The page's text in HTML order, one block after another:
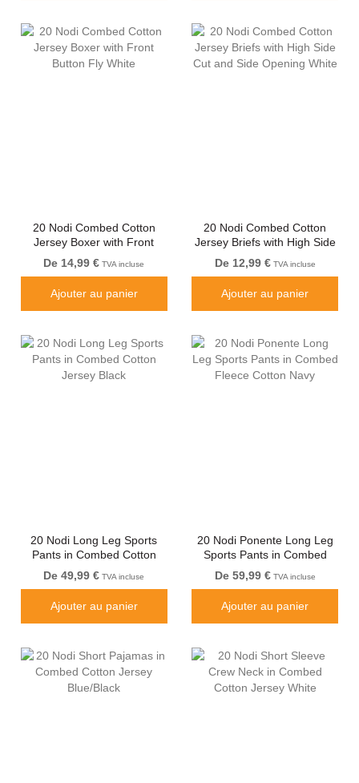
20 Nodi Combed Cotton
Jersey Boxer with Front
Button Fly White
De 14,99 € TVA incluse
Ajouter au panier
20 Nodi Combed Cotton
Jersey Briefs with High Side
Cut and Side Opening White
De 12,99 €TVA incluse
Ajouter au panier
20 Nodi Long Leg Sports
Pants in Combed Cotton
Jersey Black
De 49,99 € TVA incluse
Ajouter au panier
20 Nodi Ponente Long Leg
Sports Pants in Combed
Fleece Cotton Navy
De 59,99 €TVA incluse
Ajouter au panier